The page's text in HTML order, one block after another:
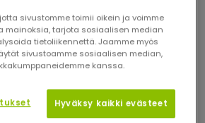
sivustomme toimii oikein ja voimme
mainoksia, tarjota sosiaalisen median
tietoliikennettä. Jaamme myös
sivustoamme sosiaalisen median,
kanssa.
Hyväksy kaikki evästeet